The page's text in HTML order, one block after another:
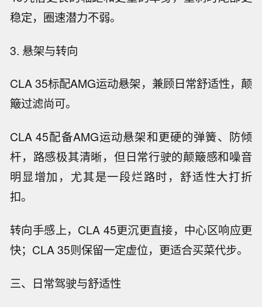
稳定，圈速潜力不弱。
3. 悬架与转向
CLA 35标配AMG运动悬架，兼顾日常舒适性，颠
簸过滤尚可。
CLA 45配备AMG运动悬架和更硬的弹簧、防倾
杆，路感极其清晰，但日常行驶的颠簸感和噪音
明显增加，尤其是一段烂路时，舒适性大打折
扣。
转向手感上，CLA 45更沉更直接，中心区响应更
快；CLA 35则保留一定虚位，更适合买菜代步。
三、日常驾驶与舒适性